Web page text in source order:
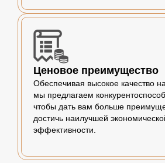
Ценовое преимущество
Обеспечивая высокое качество
мы предлагаем
чтобы дать вам больше
достичь наилучшей
эффективности.